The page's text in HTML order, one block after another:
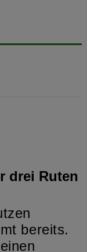
drei Ruten
bereits.